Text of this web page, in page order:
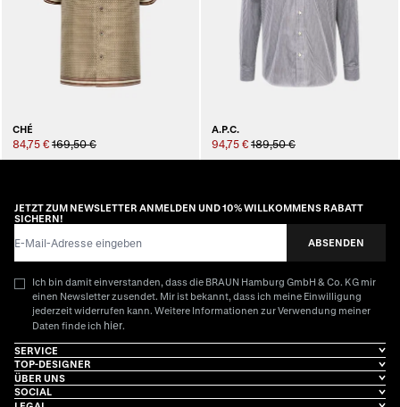
CHÉ
84,75 € 169,50 €
A.P.C.
94,75 € 189,50 €
JETZT ZUM NEWSLETTER ANMELDEN UND 10% WILLKOMMENS RABATT
SICHERN!
ABSENDEN
Ich bin damit einverstanden, dass die BRAUN Hamburg GmbH & Co. KG mir
einen Newsletter zusendet. Mir ist bekannt, dass ich meine Einwilligung
jederzeit widerrufen kann. Weitere Informationen zur Verwendung meiner
Daten finde ich hier.
SERVICE
TOP-DESIGNER
ÜBER UNS
SOCIAL